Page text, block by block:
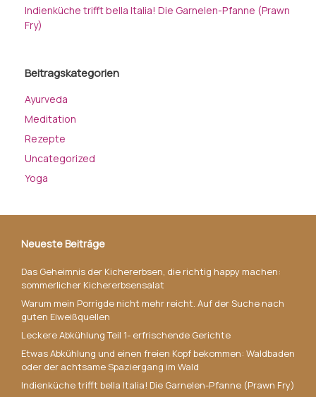
Indienküche trifft bella Italia! Die Garnelen-Pfanne (Prawn
Fry)
Beitragskategorien
Ayurveda
Meditation
Rezepte
Uncategorized
Yoga
Neueste Beiträge
Das Geheimnis der Kichererbsen, die richtig happy machen:
sommerlicher Kichererbsensalat
Warum mein Porrigde nicht mehr reicht. Auf der Suche nach
guten Eiweißquellen
Leckere Abkühlung Teil 1- erfrischende Gerichte
Etwas Abkühlung und einen freien Kopf bekommen: Waldbaden
oder der achtsame Spaziergang im Wald
Indienküche trifft bella Italia! Die Garnelen-Pfanne (Prawn Fry)